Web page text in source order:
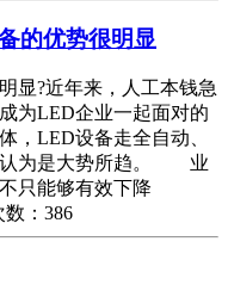
的优势很明显
?近年来，人工本钱急
为LED企业一起面对的
，LED设备走全自动、
认为是大势所趋。 业
只能够有效下降
：386